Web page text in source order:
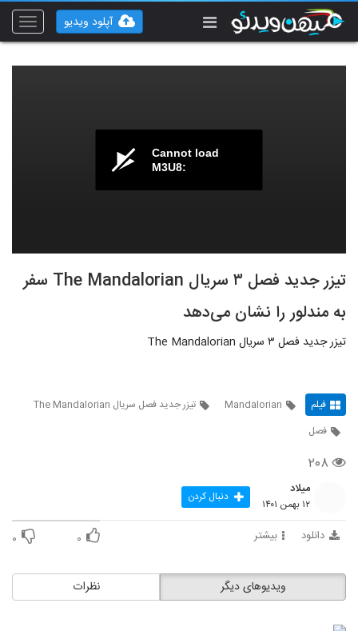
Toggle
آپلود ویدیو
Cannot load
M3U8:
تیزر جدید فصل ۳ سریال The Mandalorian سفر
به مندلور را نشان می‌دهد
تیزر جدید فصل ۳ سریال The Mandalorian
فیلم Mandalorian
تیزر جدید فصل سریال The Mandalorian
فصل
۲۰۸
میلاد
۱۲ بهمن ۱۴۰۱ دنبال کردن
دانلود بیشتر ۰ ۰
نظرات ویدیوهای دیگر